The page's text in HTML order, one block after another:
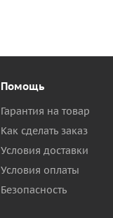
Помощь
Гарантия на товар
Как сделать заказ
Условия доставки
Условия оплаты
Безопасность